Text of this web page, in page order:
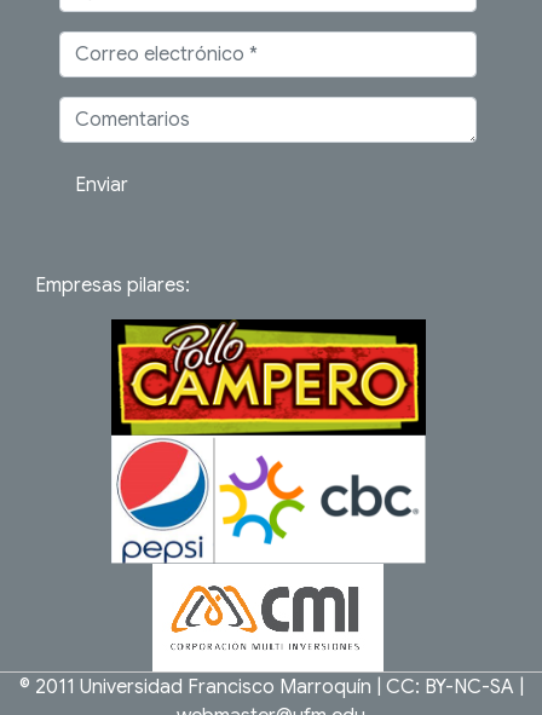
Enviar
Empresas pilares:
© 2011 Universidad Francisco Marroquín CC: BY-NC-SA